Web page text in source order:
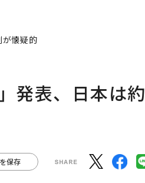
が懐疑的
発表、日本は約
保存